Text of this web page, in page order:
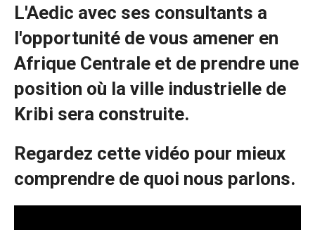
L'Aedic avec ses consultants a
l'opportunité de vous amener en
Afrique Centrale et de prendre une
position où la ville industrielle de
Kribi sera construite.
Regardez cette vidéo pour mieux
comprendre de quoi nous parlons.